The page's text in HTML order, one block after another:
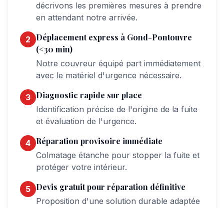
décrivons les premières mesures à prendre
en attendant notre arrivée.
2 Déplacement express à Gond-Pontouvre
(<30 min)
Notre couvreur équipé part immédiatement
avec le matériel d'urgence nécessaire.
3 Diagnostic rapide sur place
Identification précise de l'origine de la fuite
et évaluation de l'urgence.
4 Réparation provisoire immédiate
Colmatage étanche pour stopper la fuite et
protéger votre intérieur.
5 Devis gratuit pour réparation définitive
Proposition d'une solution durable adaptée